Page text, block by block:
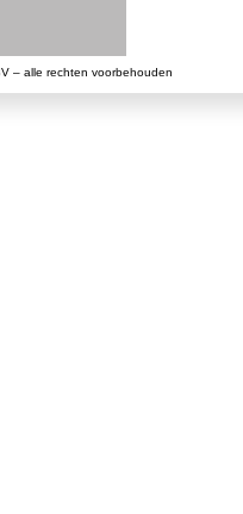
– alle rechten voorbehouden